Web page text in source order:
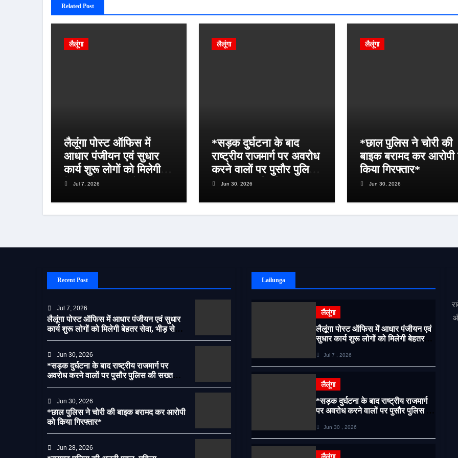
Related Post
लैलूंगा
लैलूंगा पोस्ट ऑफिस में
आधार पंजीयन एवं सुधार
कार्य शुरू लोगों को मिलेगी
बेहतर सेवा, भीड़ से राहत
Jul 7, 2026
लैलूंगा
*सड़क दुर्घटना के बाद
राष्ट्रीय राजमार्ग पर अवरोध
करने वालों पर पुसौर पुलिस
की सख्त कार्रवाई*
Jun 30, 2026
लैलूंगा
*छाल पुलिस ने चोरी की
बाइक बरामद कर आरोपी
किया गिरफ्तार*
Jun 30, 2026
Recent Post
Jul 7, 2026
लैलूंगा पोस्ट ऑफिस में आधार पंजीयन एवं सुधार
कार्य शुरू लोगों को मिलेगी बेहतर सेवा, भीड़ से
राहत एवं अवैध उगाही पर लगेगी रोक
Jun 30, 2026
*सड़क दुर्घटना के बाद राष्ट्रीय राजमार्ग पर
अवरोध करने वालों पर पुसौर पुलिस की सख्त
कार्रवाई*
Jun 30, 2026
*छाल पुलिस ने चोरी की बाइक बरामद कर आरोपी
को किया गिरफ्तार*
Jun 28, 2026
Lailunga
लैलूंगा
लैलूंगा पोस्ट ऑफिस में आधार पंजीयन एवं
सुधार कार्य शुरू लोगों को मिलेगी बेहतर
लगेगी रोक
Jul 7 , 2026
लैलूंगा
*सड़क दुर्घटना के बाद राष्ट्रीय राजमार्ग
पर अवरोध करने वालों पर पुसौर पुलिस की
Jun 30 , 2026